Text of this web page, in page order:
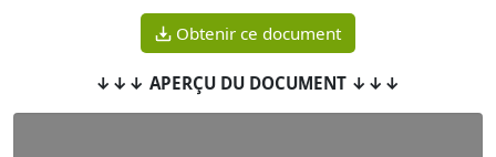
Obtenir ce document
↓↓↓ APERÇU DU DOCUMENT ↓↓↓